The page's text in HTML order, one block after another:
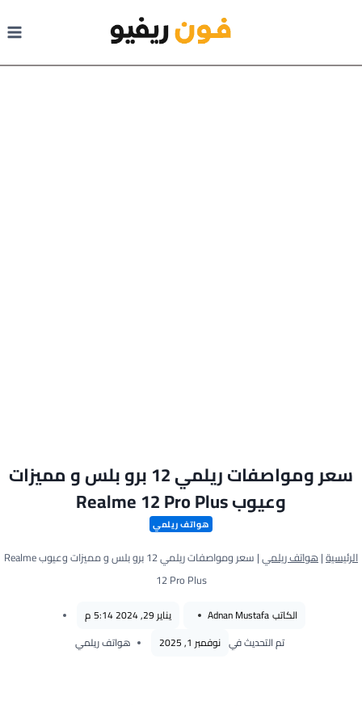
سعر ومواصفات ريلمي 12 برو بلس و مميزات
وعيوب Realme 12 Pro Plus
هواتف ريلمي
الرئيسية|هواتف ريلمي|
سعر ومواصفات ريلمي 12 برو بلس و مميزات وعيوب Realme
12 Pro Plus
الكاتبAdnan Mustafa
يناير 29, 2024 5:14 م
تم التحديث في نوفمبر 1, 2025 هواتف ريلمي